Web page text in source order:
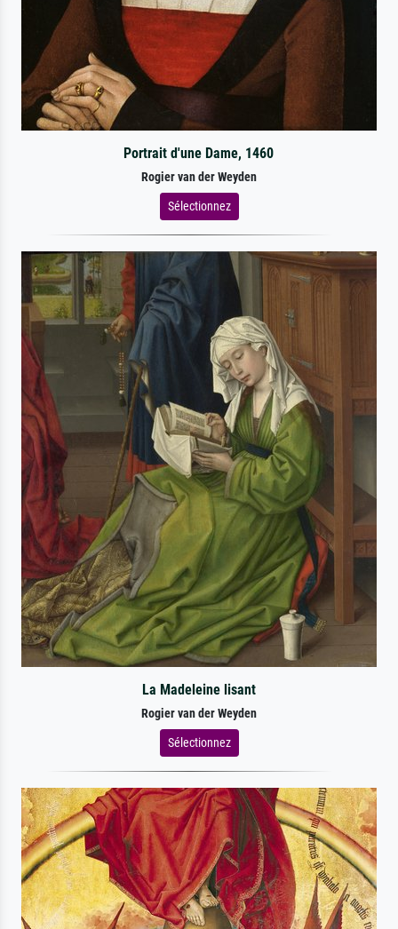
Portrait d'une Dame, 1460
Rogier van der Weyden
Sélectionnez
La Madeleine lisant
Rogier van der Weyden
Sélectionnez